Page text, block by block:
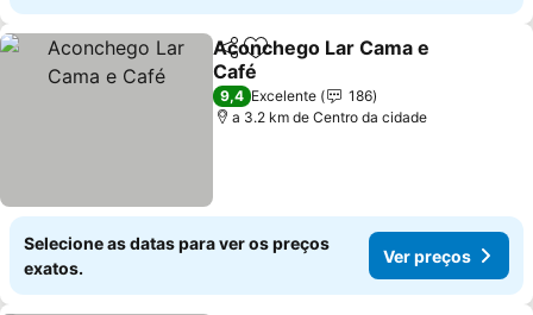
PartilharAdicionar aos favoritos
Aconchego Lar Cama e
Café
9,4 Excelente
186
a 3.2 km de Centro da cidade
Selecione as datas para ver os preços
exatos.
Ver preços